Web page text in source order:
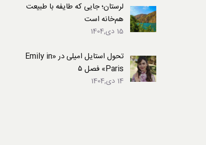
لرستان؛ جایی که طایفه با طبیعت
هم‌خانه است
15 دی,1404
تحول استایل امیلی در «Emily in
Paris» فصل ۵
14 دی,1404